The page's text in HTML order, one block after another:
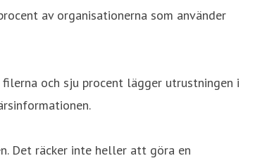
av organisationerna som använder
och sju procent lägger utrustningen i
Det räcker inte heller att göra en